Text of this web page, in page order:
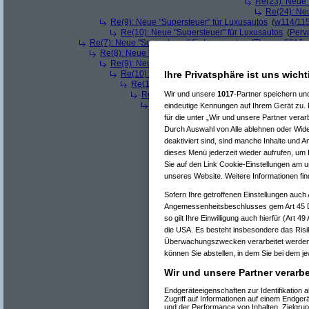
Re(24):
Re(9): Neue "Supersteuer" für Luxusautos (w114/
Re(10): Neue "Supersteuer" für Luxusautos (
Re(7): Neue "Supersteuer" für Luxusautos(Thomas8816
Re(8): Neue "Supersteuer" für Luxusautos
Re(9): Neue "Supersteuer" für Luxusautos
Re(10): Neue "Supersteuer" für Luxusautos(
Re(11): Neue "Supersteuer" für Luxusautos
Re(12): Neue "Supersteuer" für Luxusautos
Re(13): Neue "Supersteuer" für
Re(14): Neue "Supersteuer" für
Re(15): Neue "Supersteuer" für
Re(16): Neue "Supersteuer" für
Re(17): Neue "Supersteuer"
Re(18): Neue
Re(19): Neue
Re(20): Neue
Re(22): Neue
Re(22): Neue
Re(23): Neue
Re(24):
Re(25):
Ihre Privatsphäre ist uns
Wir und unsere 1017-Partner speichern
eindeutige Kennungen auf Ihrem Gerät
für die unter „Wir und unsere Partner
Durch Auswahl von Alle ablehnen oder
deaktiviert sind, sind manche Inhalte und
dieses Menü jederzeit wieder aufrufen,
Sie auf den Link Cookie-Einstellungen am
unseres Website. Weitere Informationen
Sofern Ihre getroffenen Einstellungen
Angemessenheitsbeschlusses gem Art 45
so gilt Ihre Einwilligung auch hierfür (Art
die USA. Es besteht insbesondere das
Überwachungszwecken verarbeitet
können Sie abstellen, in dem Sie bei dem
Wir und unsere Partner
Endgeräteeigenschaften zur Identifikation
Zugriff auf Informationen auf einem